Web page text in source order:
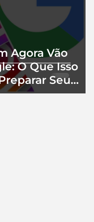
Agora Vão
O Que Isso
Seu